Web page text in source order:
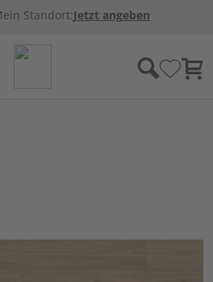
Standort:Jetzt angeben